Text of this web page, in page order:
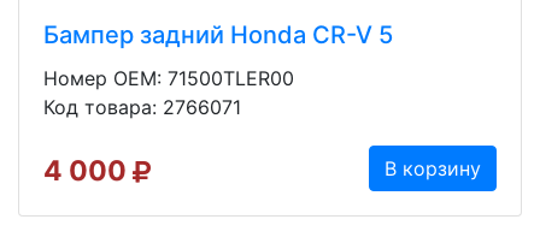
Бампер задний Honda CR-V 5
Номер OEM: 71500TLER00
Код товара: 2766071
4 000 В корзину